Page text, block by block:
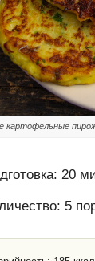
картофельные
20
5